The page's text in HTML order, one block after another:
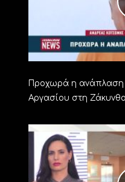
Προχωρά η ανάπλαση
Αργασίου στη Ζάκυνθο